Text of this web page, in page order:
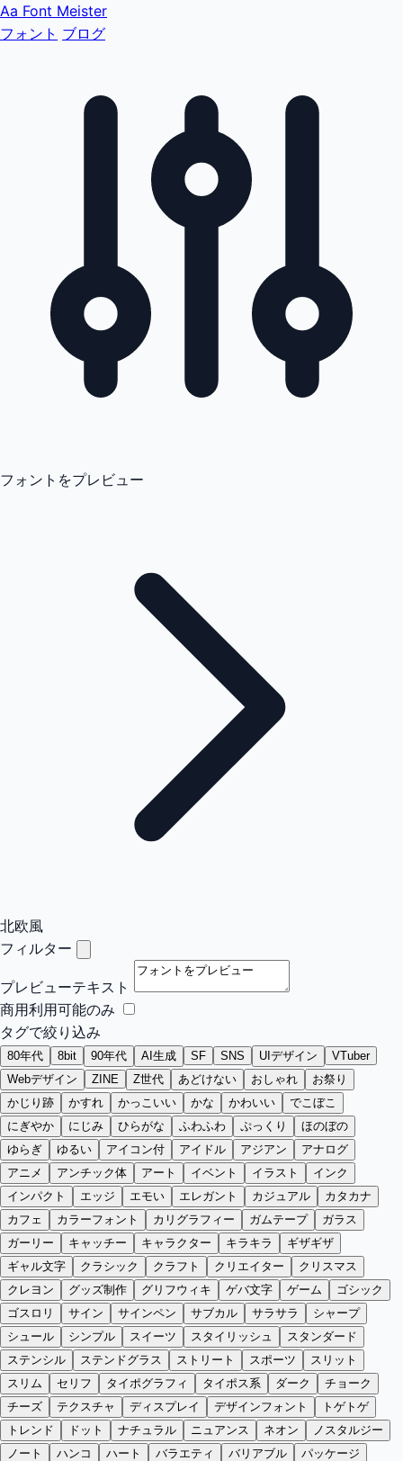
Aa Font Meister
フォント ブログ
フォントをプレビュー
北欧風
フィルター
プレビューテキスト
商用利用可能のみ
タグで絞り込み
80年代 8bit 90年代 AI生成 SF SNS UIデザイン
VTuber
Webデザイン
ZINE Z世代 あどけない おしゃれ
お祭り
かじり跡
かすれ かっこいい かな かわいい
でこぼこ
にぎやか
にじみ ひらがな ふわふわ ぷっくり
ほのぼの
ゆらぎ
ゆるい アイコン付 アイドル アジアン
アナログ
アニメ
アンチック体 アート イベント イラスト
インク
インパクト
エッジ エモい エレガント カジュアル
カタカナ
カフェ
カラーフォント カリグラフィー ガムテープ
ガラス
ガーリー
キャッチー キャラクター キラキラ
ギザギザ
ギャル文字
クラシック クラフト クリエイター
クリスマス
クレヨン
グッズ制作 グリフウィキ ゲバ文字 ゲーム
ゴシック
ゴスロリ
サイン サインペン サブカル サラサラ
シャープ
シュール
シンプル スイーツ スタイリッシュ
スタンダード
ステンシル
ステンドグラス ストリート スポーツ
スリット
スリム
セリフ タイポグラフィ タイポス系 ダーク
チョーク
チーズ
テクスチャ ディスプレイ デザインフォント
トゲトゲ
トレンド
ドット ナチュラル ニュアンス ネオン
ノスタルジー
ノート
ハンコ ハート バラエティ バリアブル
パッケージ